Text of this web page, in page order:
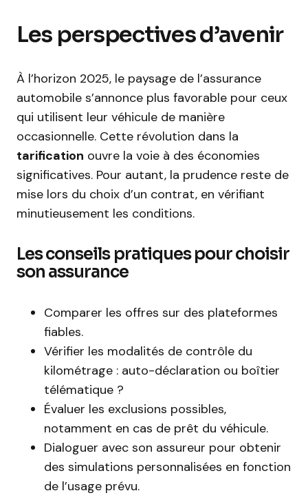
Les perspectives d’avenir
À l’horizon 2025, le paysage de l’assurance
automobile s’annonce plus favorable pour ceux
qui utilisent leur véhicule de manière
occasionnelle. Cette révolution dans la
tarification ouvre la voie à des économies
significatives. Pour autant, la prudence reste de
mise lors du choix d’un contrat, en vérifiant
minutieusement les conditions.
Les conseils pratiques pour choisir
son assurance
Comparer les offres sur des plateformes
fiables.
Vérifier les modalités de contrôle du
kilométrage : auto-déclaration ou boîtier
télématique ?
Évaluer les exclusions possibles,
notamment en cas de prêt du véhicule.
Dialoguer avec son assureur pour obtenir
des simulations personnalisées en fonction
de l’usage prévu.